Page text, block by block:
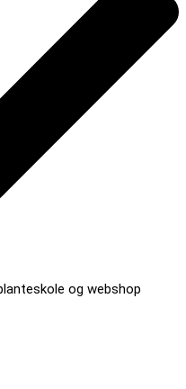
og webshop